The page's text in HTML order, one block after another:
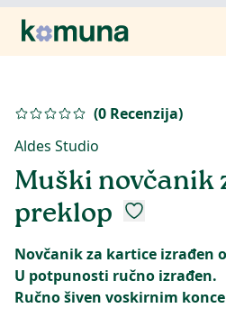
(0 Recenzija)
Aldes Studio
Muški novčanik
preklop
Novčanik za kartice izrađen
U potpunosti ručno izrađen.
Ručno šiven voskirnim